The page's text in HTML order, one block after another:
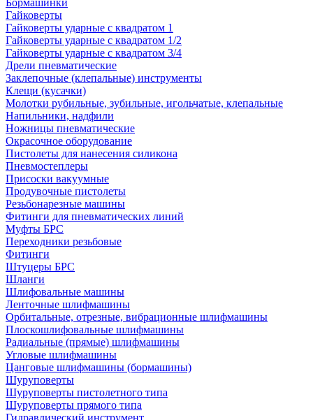
Бормашинки
Гайковерты
Гайковерты ударные с квадратом 1
Гайковерты ударные с квадратом 1/2
Гайковерты ударные с квадратом 3/4
Дрели пневматические
Заклепочные (клепальные) инструменты
Клещи (кусачки)
Молотки рубильные, зубильные, игольчатые, клепальные
Напильники, надфили
Ножницы пневматические
Окрасочное оборудование
Пистолеты для нанесения силикона
Пневмостеплеры
Присоски вакуумные
Продувочные пистолеты
Резьбонарезные машины
Фитинги для пневматических линий
Муфты БРС
Переходники резьбовые
Фитинги
Штуцеры БРС
Шланги
Шлифовальные машины
Ленточные шлифмашины
Орбитальные, отрезные, вибрационные шлифмашины
Плоскошлифовальные шлифмашины
Радиальные (прямые) шлифмашины
Угловые шлифмашины
Цанговые шлифмашины (бормашины)
Шуруповерты
Шуруповерты пистолетного типа
Шуруповерты прямого типа
Гидравлический инструмент